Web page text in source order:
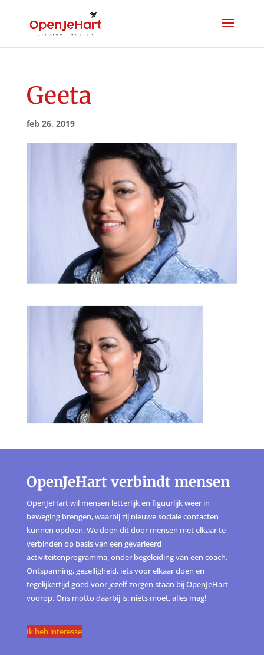
Geeta
feb 26, 2019
OpenJeHart verbindt mensen
OpenJeHart wil mensen letterlijk en figuurlijk weer in
beweging brengen, waarbij zij nieuwe sociale contacten
kunnen opdoen. We doen dit door mensen met elkaar te
verbinden op basis van een gevarieerd
activiteitenprogramma, onder begeleiding van een coach.
Ontspanning, gezelligheid, iets voor elkaar doen en
tegelijkertijd goed voor jezelf zorgen staan bij OpenJeHart
voorop. Ons motto daarbij is: niets moet, alles mag!
Ik heb interesse